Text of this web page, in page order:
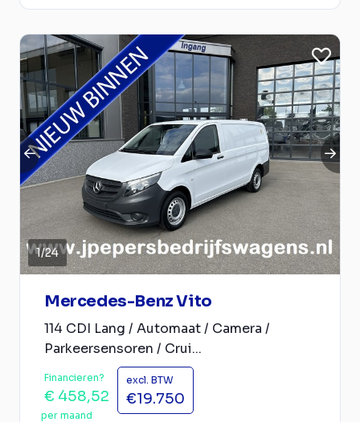
1/24
Mercedes-Benz Vito
114 CDI Lang / Automaat / Camera /
Parkeersensoren / Crui...
Financieren?
€ 458,52
per maand
excl. BTW
€19.750